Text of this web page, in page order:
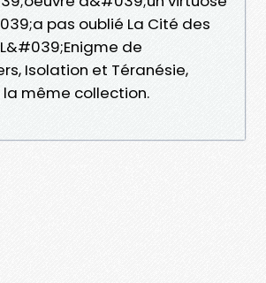
pas oublié La Cité des
de
Isolation et Téranésie,
même collection.